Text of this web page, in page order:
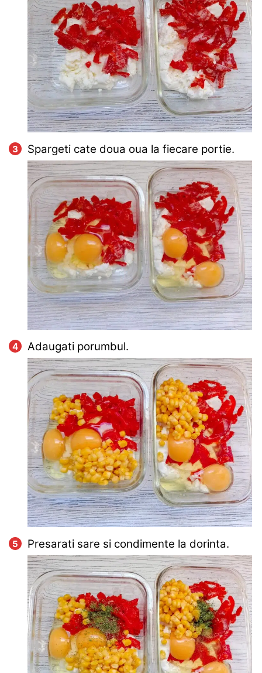
Spargeti cate doua oua la fiecare portie.
Adaugati porumbul.
Presarati sare si condimente la dorinta.